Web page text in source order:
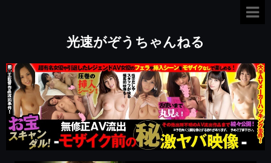
光速がぞうちゃんねる